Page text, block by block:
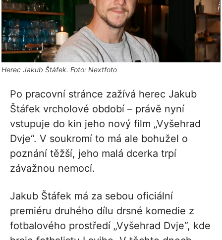
Herec Jakub Štáfek. Foto: Nextfoto
Po pracovní stránce zažívá herec Jakub
Štáfek vrcholové období – právě nyní
vstupuje do kin jeho nový film „Vyšehrad
Dvje“. V soukromí to má ale bohužel o
poznání těžší, jeho malá dcerka trpí
závažnou nemocí.
Jakub Štáfek má za sebou oficiální
premiéru druhého dílu drsné komedie z
fotbalového prostředí „Vyšehrad Dvje“, kde